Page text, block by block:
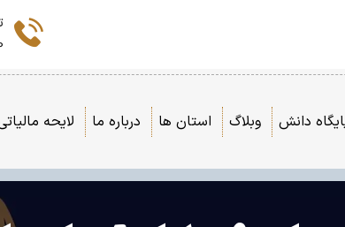
دانش وبلاگ استان ها درباره ما لایحه